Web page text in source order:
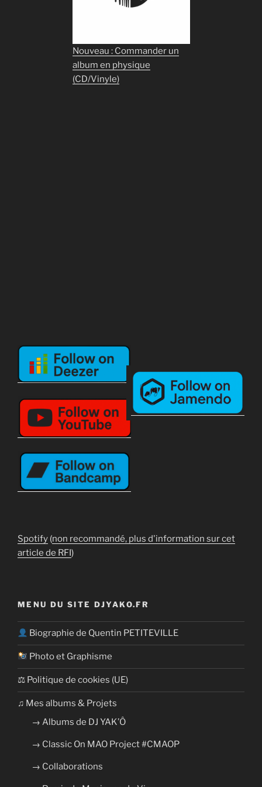
Nouveau : Commander un
album en physique
(CD/Vinyle)
Spotify (non recommandé, plus d'information sur cet
article de RFI)
MENU DU SITE DJYAKO.FR
Biographie de Quentin PETITEVILLE
Photo et Graphisme
⚖ Politique de cookies (UE)
​​♫ Mes albums & Projets
→ Albums de DJ YAK’Ô
→ Classic On MAO Project #CMAOP
→ Collaborations